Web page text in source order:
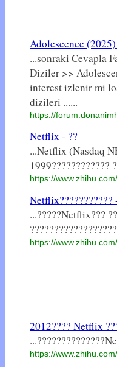
Adolescence
...sonraki Cevapla
Diziler >>
interest izlenir mi
dizileri ......
https://
Netflix - ??
...Netflix (Nasdaq
https://
Netflix???????????
...?????Netflix???
https://
2012???? Netflix
https://